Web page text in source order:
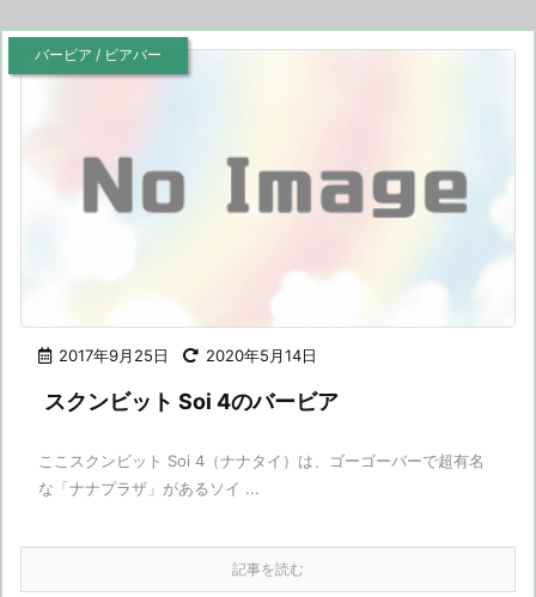
2017年9月25日 2020年5月14日
バービア / ビアバー
スクンビット Soi 4のバービア
ここスクンビット Soi 4（ナナタイ）は、ゴーゴーバーで超有名
な「ナナプラザ」があるソイ ...
記事を読む